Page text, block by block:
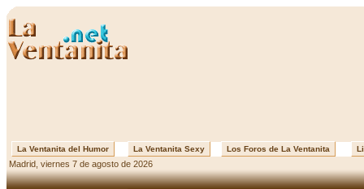
La Ventanita del Humor La Ventanita Sexy Los Foros de La Ventanita
Madrid, viernes 7 de agosto de 2026